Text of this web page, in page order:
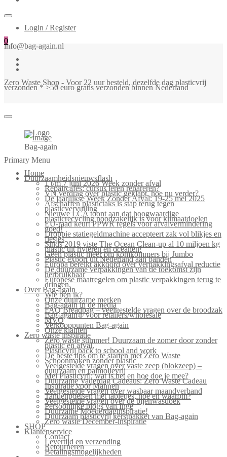
Login / Register
0
info@bag-again.nl
Zero Waste Shop - Voor 22 uur besteld, dezelfde dag plasticvrij
verzonden * >50 euro gratis verzonden binnen Nederland
Bag-again
Primary Menu
Home
Duurzaamheidsnieuwsflash
1 t/m 7 juni 2026 Week zonder afval
Repaircafés: cursus leren repareren?
VN verdrag over plastic geklapt, hoe nu verder?
De jaarlijkse Week Zonder Afval: 19-25 mei 2025
Afschaffen plastictaks is stap terug tegen
plasticvervuiling
Nieuwe LCA toont aan dat hoogwaardige
plasticrecycling noodzakelijk is voor klimaatdoelen
EU-raad keurt PPWR regels voor afvalvermindering
goed!
Droppie statiegeldmachine accepteert zak vol blikjes en
flesjes
Sinds 2019 viste The Ocean Clean-up al 10 miljoen kg
plastic uit rivieren en oceanen!
Geen plastic meer om komkommers bij Jumbo
Plastic export uit Nederland aan banden
Europa bereikt akkoord over verpakkingsafval reductie
De duurzame verpakkingen van de toekomst zijn
herbruikbaar
Europese maatregelen om plastic verpakkingen terug te
dringen.
Over Bag-again
Wie ben ik?
Onze duurzame merken
Bag-again in de media
FAQ Breadbag – veelgestelde vragen over de broodzak
Bag-again® voor retailers/wholesale
MVO
Verkooppunten Bag-again
Onze klanten
Zero waste inspiratie
Zero waste summer! Duurzaam de zomer door zonder
plastic en afval.
Plasticvrij back to school and work
De beste tips om te starten met Zero Waste
Schoonmaken zonder plastic
Veelgestelde vragen over vaste zeep (blokzeep) –
duurzaam en palmolievrij
Mei Plasticvrij: wat is het en hoe doe je mee?
Duurzame Vaderdag Cadeaus: Zero Waste Cadeau
Inspiratie voor Mannen
Veelgestelde vragen over wasbaar maandverband
Tandenpoetsen met tabletjes, hoe en waarom?
Veelgestelde vragen over de bijenwasdoek
Persoonlijke blogs van Inge
Duurzame Moederdaginspiratie!
Duurzaam plasticvrij kerstpakket van Bag-again
Zero waste December-inspiratie
SHOP
Klantenservice
Contact
Levertijd en verzending
Retourneren
Betalingsmogelijkheden